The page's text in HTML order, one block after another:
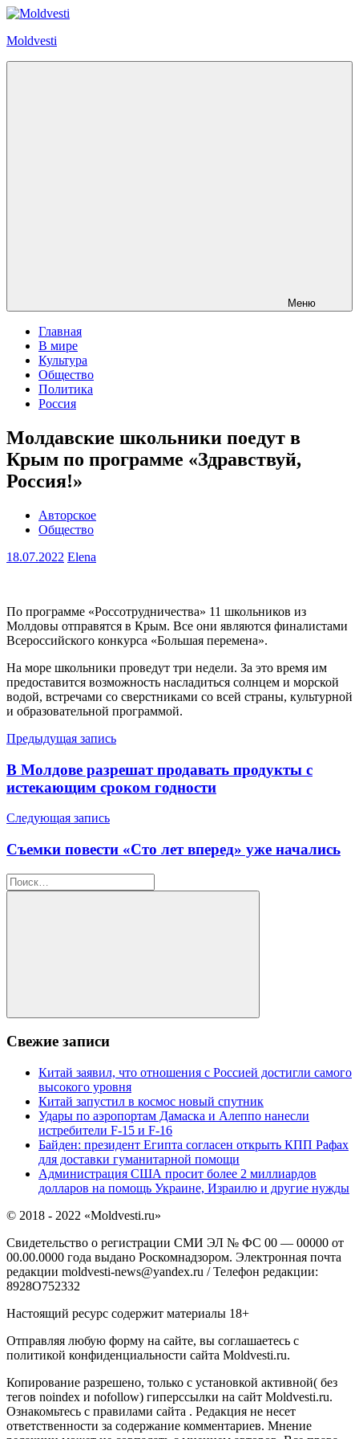
Перейти
содержимому
Moldvesti
Меню
Главная
В мире
Культура
Общество
Политика
Россия
Молдавские школьники поедут в
Крым по программе «Здравствуй,
Россия!»
Авторское
Общество
18.07.2022 Elena
По программе «Россотрудничества» 11 школьников из
Молдовы отправятся в Крым. Все они являются финалистами
Всероссийского конкурса «Большая перемена».
На море школьники проведут три недели. За это время им
предоставится возможность насладиться солнцем и морской
водой, встречами со сверстниками со всей страны, культурной
и образовательной программой.
Навигация
по
записям
Предыдущая запись
В Молдове разрешат продавать продукты с
истекающим сроком годности
Следующая запись
Съемки повести «Сто лет вперед» уже начались
Найти:
Искать
Свежие записи
Китай заявил, что отношения с Россией достигли самого
высокого уровня
Китай запустил в космос новый спутник
Удары по аэропортам Дамаска и Алеппо нанесли
истребители F-15 и F-16
Байден: президент Египта согласен открыть КПП Рафах
для доставки гуманитарной помощи
Администрация США просит более 2 миллиардов
долларов на помощь Украине, Израилю и другие нужды
© 2018 - 2022 «Moldvesti.ru»
Свидетельство о регистрации СМИ ЭЛ № ФС 00 — 00000 от
00.00.0000 года выдано Роскомнадзором. Электронная почта
редакции moldvesti-news@yandex.ru / Телефон редакции:
8928O752332
Настоящий ресурс содержит материалы 18+
Отправляя любую форму на сайте, вы соглашаетесь с
политикой конфиденциальности сайта Moldvesti.ru.
Копирование разрешено, только с установкой активной( без
тегов noindex и nofollow) гиперссылки на сайт Moldvesti.ru.
Ознакомьтесь с правилами сайта . Редакция не несет
ответственности за содержание комментариев. Мнение